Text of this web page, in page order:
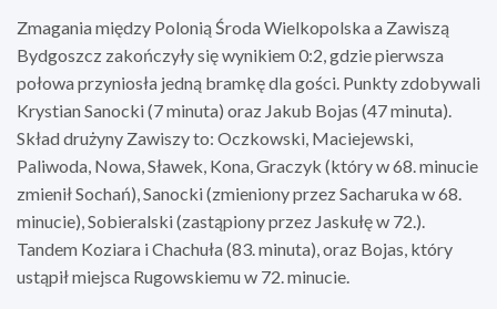
Zmagania między Polonią Środa Wielkopolska a Zawiszą
Bydgoszcz zakończyły się wynikiem 0:2, gdzie pierwsza
połowa przyniosła jedną bramkę dla gości. Punkty zdobywali
Krystian Sanocki (7 minuta) oraz Jakub Bojas (47 minuta).
Skład drużyny Zawiszy to: Oczkowski, Maciejewski,
Paliwoda, Nowa, Sławek, Kona, Graczyk (który w 68. minucie
zmienił Sochań), Sanocki (zmieniony przez Sacharuka w 68.
minucie), Sobieralski (zastąpiony przez Jaskułę w 72.).
Tandem Koziara i Chachuła (83. minuta), oraz Bojas, który
ustąpił miejsca Rugowskiemu w 72. minucie.